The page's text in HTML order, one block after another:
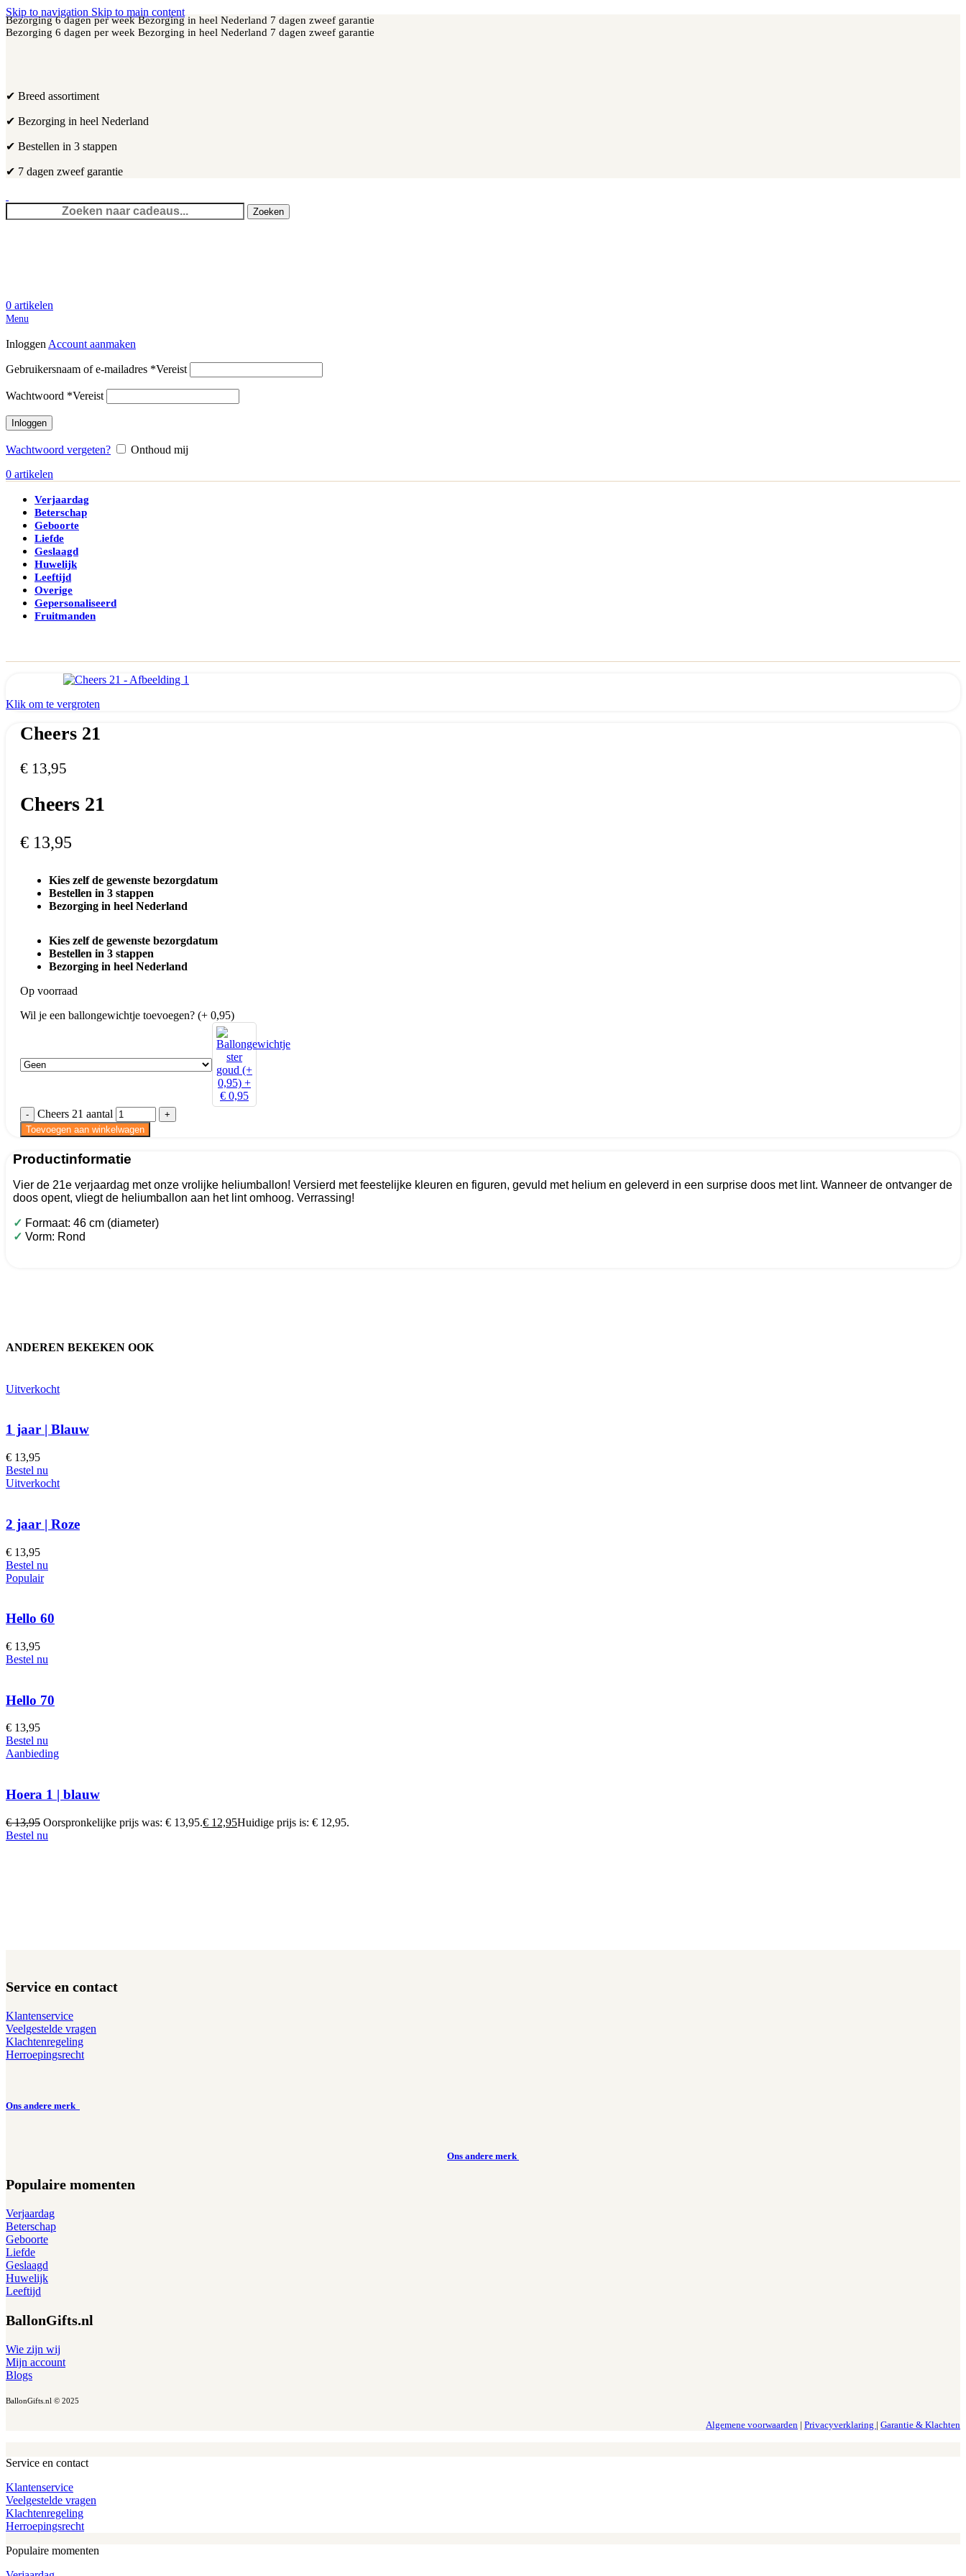
Skip to navigation Skip to main content
Bezorging 6 dagen per weekBezorging in heel Nederland 7 dagen zweef garantie
Bezorging 6 dagen per week Bezorging in heel Nederland 7 dagen zweef garantie
✔ Breed assortiment
✔ Bezorging in heel Nederland
✔ Bestellen in 3 stappen
✔ 7 dagen zweef garantie
Zoeken
0 artikelen
Menu
Inloggen Account aanmaken
Gebruikersnaam of e-mailadres *Vereist
Wachtwoord *Vereist
Inloggen
Wachtwoord vergeten?
Onthoud mij
0 artikelen
Verjaardag
Beterschap
Geboorte
Liefde
Geslaagd
Huwelijk
Leeftijd
Overige
Gepersonaliseerd
Fruitmanden
Klik om te vergroten
Cheers 21
€ 13,95
Cheers 21
€ 13,95
Kies zelf de gewenste bezorgdatum
Bestellen in 3 stappen
Bezorging in heel Nederland
Kies zelf de gewenste bezorgdatum
Bestellen in 3 stappen
Bezorging in heel Nederland
Op voorraad
Wil je een ballongewichtje toevoegen? (+ 0,95)
Cheers 21 aantal
Toevoegen aan winkelwagen
Productinformatie
Vier de 21e verjaardag met onze vrolijke heliumballon! Versierd met feestelijke kleuren en figuren, gevuld met helium en geleverd in een surprise doos met lint. Wanneer de ontvanger de
doos opent, vliegt de heliumballon aan het lint omhoog. Verrassing!
✓ Formaat: 46 cm (diameter)
✓ Vorm: Rond
ANDEREN BEKEKEN OOK
Uitverkocht
1 jaar | Blauw
€ 13,95
Bestel nu
Uitverkocht
2 jaar | Roze
€ 13,95
Bestel nu
Populair
Hello 60
€ 13,95
Bestel nu
Hello 70
€ 13,95
Bestel nu
Aanbieding
Hoera 1 | blauw
€13,95 Oorspronkelijke prijs was: € 13,95.€ 12,95Huidige prijs is: € 12,95.
Bestel nu
Service en contact
Klantenservice
Veelgestelde vragen
Klachtenregeling
Herroepingsrecht
Ons andere merk
Ons andere merk
Populaire momenten
Verjaardag
Beterschap
Geboorte
Liefde
Geslaagd
Huwelijk
Leeftijd
BallonGifts.nl
Wie zijn wij
Mijn account
Blogs
BallonGifts.nl © 2025
Algemene voorwaarden | Privacyverklaring | Garantie & Klachten
Service en contact
Klantenservice
Veelgestelde vragen
Klachtenregeling
Herroepingsrecht
Populaire momenten